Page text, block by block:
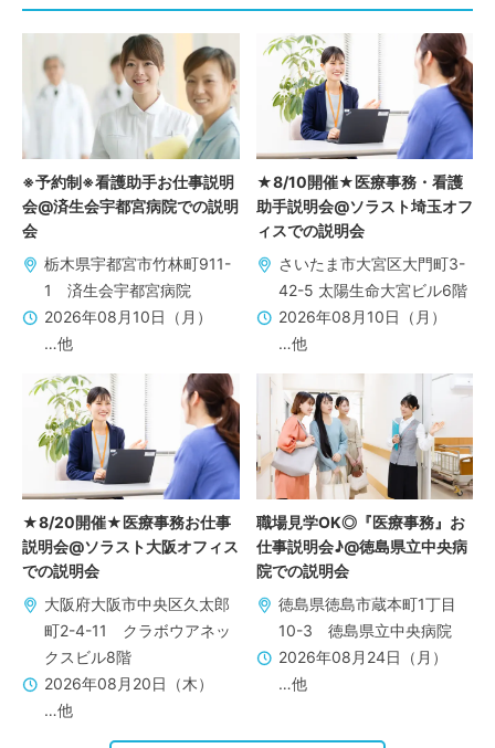
※予約制※看護助手お仕事説明
会@済生会宇都宮病院での説明
会
栃木県宇都宮市竹林町911-
1 済生会宇都宮病院
2026年08月10日（月）
…他
★8/10開催★医療事務・看護
助手説明会@ソラスト埼玉オフ
ィスでの説明会
さいたま市大宮区大門町3-
42-5 太陽生命大宮ビル6階
2026年08月10日（月）
…他
★8/20開催★医療事務お仕事
説明会@ソラスト大阪オフィス
での説明会
大阪府大阪市中央区久太郎
町2-4-11 クラボウアネッ
クスビル8階
2026年08月20日（木）
…他
職場見学OK◎『医療事務』お
仕事説明会♪@徳島県立中央病
院での説明会
徳島県徳島市蔵本町1丁目
10-3 徳島県立中央病院
2026年08月24日（月）
…他